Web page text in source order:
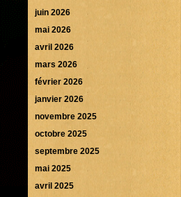
juin 2026
mai 2026
avril 2026
mars 2026
février 2026
janvier 2026
novembre 2025
octobre 2025
septembre 2025
mai 2025
avril 2025